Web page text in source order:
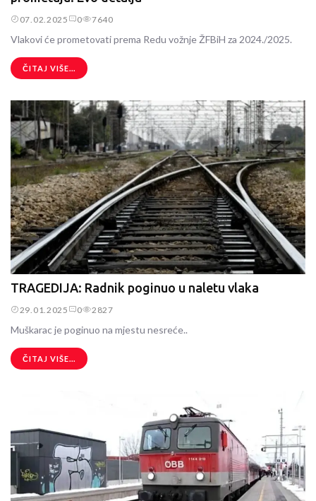
07.02.2025 0 7640
Vlakovi će prometovati prema Redu vožnje ŽFBiH za 2024./2025.
ČITAJ VIŠE...
TRAGEDIJA: Radnik poginuo u naletu vlaka
29.01.2025 0 2827
Muškarac je poginuo na mjestu nesreće..
ČITAJ VIŠE...